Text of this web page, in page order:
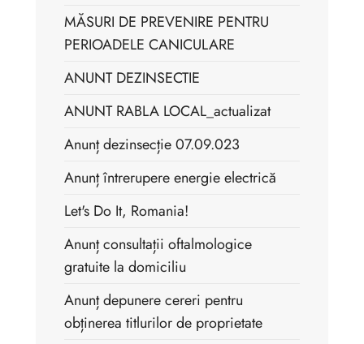
MĂSURI DE PREVENIRE PENTRU
PERIOADELE CANICULARE
ANUNT DEZINSECTIE
ANUNT RABLA LOCAL_actualizat
Anunț dezinsecție 07.09.023
Anunț întrerupere energie electrică
Let's Do It, Romania!
Anunț consultații oftalmologice
gratuite la domiciliu
Anunț depunere cereri pentru
obținerea titlurilor de proprietate